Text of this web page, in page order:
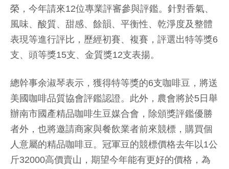
榮，今年請來12位專業評審參與評鑑。針對香氣、
風味、酸質、甜感、餘韻、平衡性、乾淨度及整體
表現等進行評比，歷經初賽、複賽，評選出特等獎6
支、頭等獎15支、金質獎12支表揚。
總幹事余淑琴表示，獲得特等獎的6支咖啡豆，將送
美國咖啡品質協會評鑑認證。此外，農會將於5日舉
辦南市國產精品咖啡生豆媒合會，除頒獎評鑑優勝
者外，也將邀請商家與餐飲業者前來競標，購買個
人意屬的精品咖啡豆。冠軍豆的競標價格去年以1公
斤32000高價賣山，期望今年能有更好的價格，為